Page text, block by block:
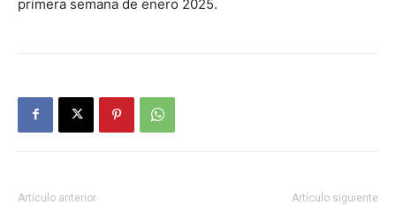
primera semana de enero 2025.
Artículo anterior Artículo siguiente